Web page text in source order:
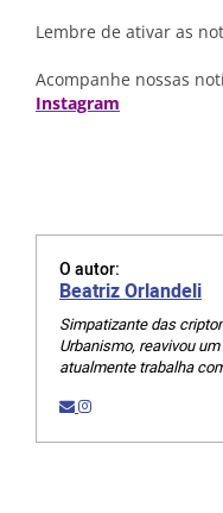
Lembre de ativar as
Acompanhe nossas
Instagram
O autor:
Beatriz Orlandeli
Simpatizante das
Urbanismo, reavivou
atualmente trabalha